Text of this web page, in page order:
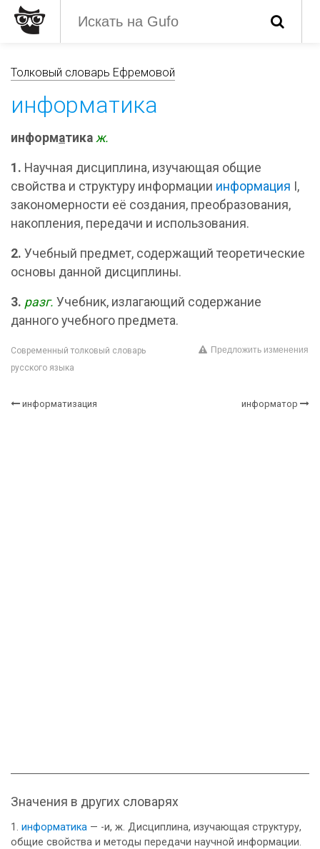
Толковый словарь Ефремовой
информатика
информатика ж.
1. Научная дисциплина, изучающая общие
свойства и структуру информации информация I,
закономерности её создания, преобразования,
накопления, передачи и использования.
2. Учебный предмет, содержащий теоретические
основы данной дисциплины.
3. разг. Учебник, излагающий содержание
данного учебного предмета.
Современный толковый словарь
русского языка
Предложить изменения
информатизация информатор
Значения в других словарях
информатика — -и, ж. Дисциплина, изучающая структуру,
общие свойства и методы передачи научной информации.